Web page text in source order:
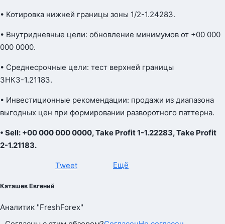
• Котировка нижней границы зоны 1/2-1.24283.
• Внутридневные цели: обновление минимумов от +00 000
000 0000.
• Среднесрочные цели: тест верхней границы
ЗНКЗ-1.21183.
• Инвестиционные рекомендации: продажи из диапазона
выгодных цен при формировании разворотного паттерна.
• Sell: +00 000 000 0000, Take Profit 1-1.22283, Take Profit
2-1.21183.
Tweet Ещё
Каташев Евгений
Аналитик "FreshForex"